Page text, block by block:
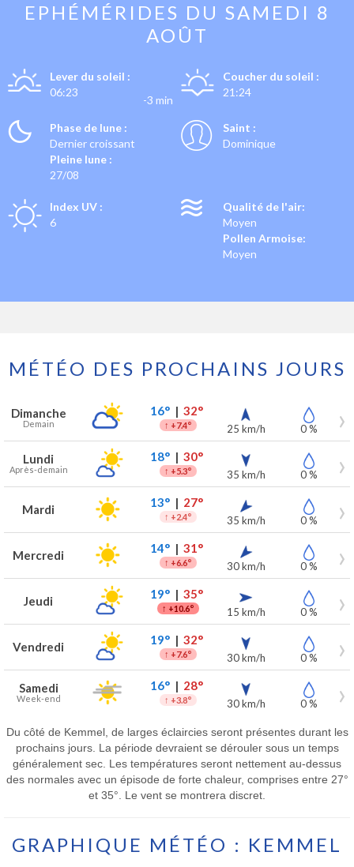
EPHÉMÉRIDES DU SAMEDI 8
AOÛT
Lever du soleil :
06:23
-3 min
Coucher du soleil :
21:24
Phase de lune :
Dernier croissant
Pleine lune :
27/08
Saint :
Dominique
Index UV :
6
Qualité de l'air:
Moyen
Pollen Armoise:
Moyen
MÉTÉO DES PROCHAINS JOURS
Prévisions météo à Kemmel pour les 7 prochains jours
Jour Météo Températures Vent Précipitations
Dimanche
Demain
16°| 32°
↑ +7.4° 25 km/h 0 %
Lundi
Après-demain
18°| 30°
↑ +5.3° 35 km/h 0 %
Mardi 13°| 27°
↑ +2.4° 35 km/h 0 %
Mercredi 14°| 31°
↑ +6.6° 30 km/h 0 %
Jeudi 19°| 35°
↑ +10.6° 15 km/h 0 %
Vendredi 19°| 32°
↑ +7.6° 30 km/h 0 %
Samedi
Week-end
16°| 28°
↑ +3.8° 30 km/h 0 %
Du côté de Kemmel, de larges éclaircies seront présentes durant les
prochains jours. La période devraient se dérouler sous un temps
généralement sec. Les températures seront nettement au-dessus
des normales avec un épisode de forte chaleur, comprises entre 27°
et 35°. Le vent se montrera discret.
GRAPHIQUE MÉTÉO : KEMMEL